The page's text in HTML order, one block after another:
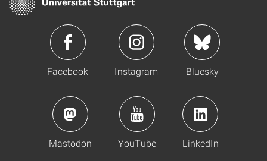
Facebook Instagram Bluesky
Mastodon YouTube LinkedIn